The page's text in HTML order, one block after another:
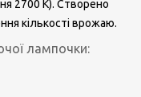
2700 К). Створено
кількості врожаю.
лампочки: